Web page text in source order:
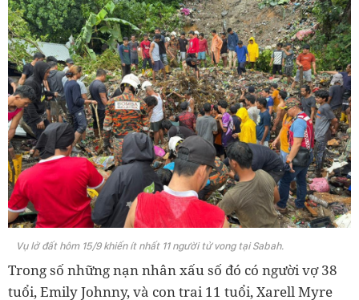
Vụ lở đất hôm 15/9 khiến ít nhất 11 người tử vong tại Sabah.
Trong số những nạn nhân xấu số đó có người vợ 38
tuổi, Emily Johnny, và con trai 11 tuổi, Xarell Myre